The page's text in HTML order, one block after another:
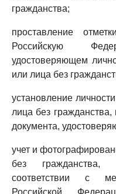
гражданства;
проставление
Российскую
удостоверяющем
или лица без
установление
лица без
документа,
учет и
без
соответствии с
Российской